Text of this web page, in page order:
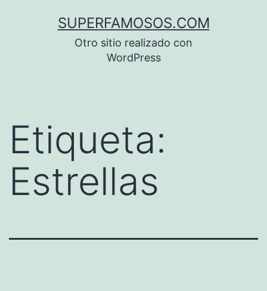
SUPERFAMOSOS.COM
Otro sitio realizado con
WordPress
Etiqueta:
Estrellas